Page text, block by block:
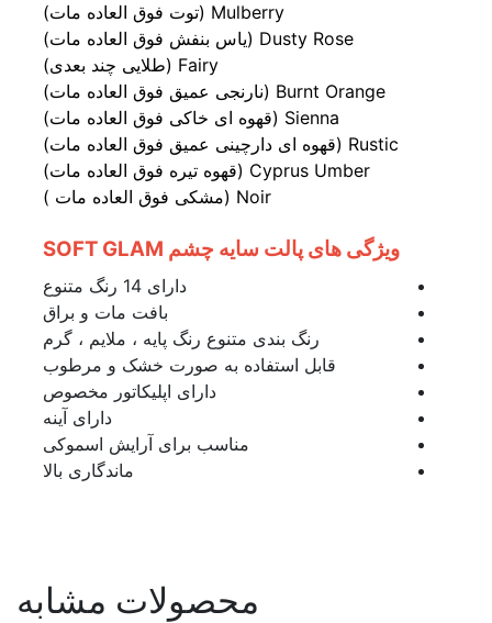
Mulberry (توت فوق العاده مات)
Dusty Rose (یاس بنفش فوق العاده مات)
Fairy (طلایی چند بعدی)
Burnt Orange (نارنجی عمیق فوق العاده مات)
Sienna (قهوه ای خاکی فوق العاده مات)
Rustic (قهوه ای دارچینی عمیق فوق العاده مات)
Cyprus Umber (قهوه تیره فوق العاده مات)
Noir (مشکی فوق العاده مات )
ویژگی های پالت سایه چشم SOFT GLAM
دارای 14 رنگ متنوع
بافت مات و براق
رنگ بندی متنوع رنگ پایه ، ملایم ، گرم
قابل استفاده به صورت خشک و مرطوب
دارای اپلیکاتور مخصوص
دارای آینه
مناسب برای آرایش اسموکی
ماندگاری بالا
محصولات مشابه